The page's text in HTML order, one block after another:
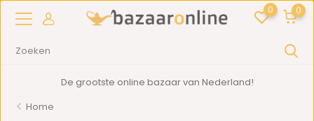
0 0
De grootste online bazaar van Nederland!
Home